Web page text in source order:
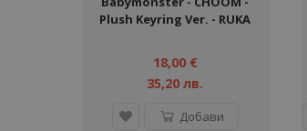
Plush Keyring Ver. - RUKA
18,00 €
35,20 лв.
Добави